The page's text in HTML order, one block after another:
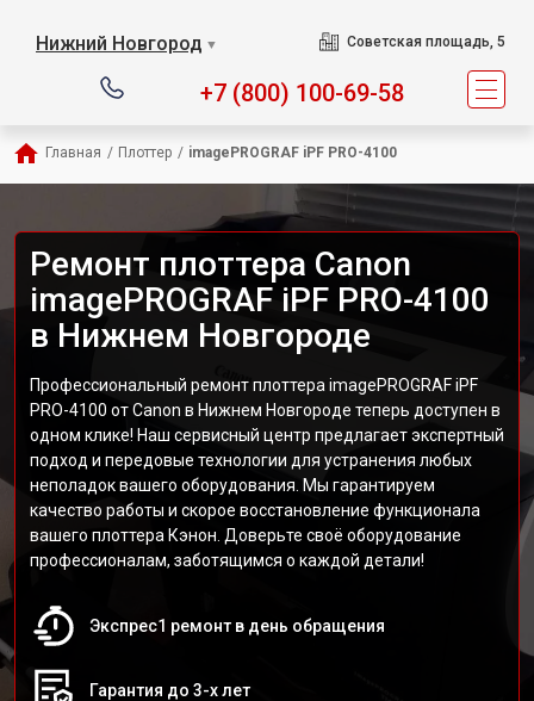
Нижний Новгород ▼ Советская площадь, 5
+7 (800) 100-69-58
Главная / Плоттер / imagePROGRAF iPF PRO-4100
Ремонт плоттера Canon
imagePROGRAF iPF PRO-4100
в Нижнем Новгороде
Профессиональный ремонт плоттера imagePROGRAF iPF
PRO-4100 от Canon в Нижнем Новгороде теперь доступен в
одном клике! Наш сервисный центр предлагает экспертный
подход и передовые технологии для устранения любых
неполадок вашего оборудования. Мы гарантируем
качество работы и скорое восстановление функционала
вашего плоттера Кэнон. Доверьте своё оборудование
профессионалам, заботящимся о каждой детали!
Экспрес1 ремонт в день обращения
Гарантия до 3-х лет